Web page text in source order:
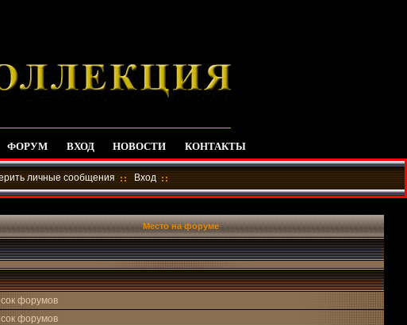
ФОРУМ ВХОД НОВОСТИ КОНТАКТЫ
личные сообщения Вход
Место на форуме
форумов
форумов